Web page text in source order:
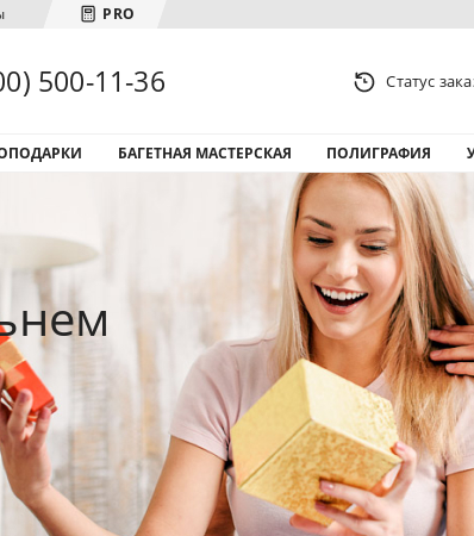
PRO
городов...
500-11-36 Статус
БАГЕТНАЯ МАСТЕРСКАЯ ПОЛИГРАФИЯ